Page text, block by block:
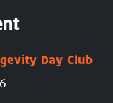
Day Club